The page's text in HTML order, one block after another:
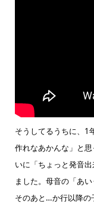
そうしてるうちに、1
作れなあかんな」と
いに「ちょっと発音
ました。母音の「あ
そのあと…か行以降の